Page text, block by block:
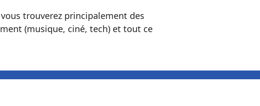
trouverez principalement des
(musique, ciné, tech) et tout ce